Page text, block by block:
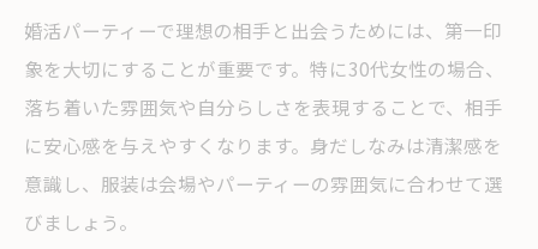
婚活パーティーで理想の相手と出会うためには、第一印
象を大切にすることが重要です。特に30代女性の場合、
落ち着いた雰囲気や自分らしさを表現することで、相手
に安心感を与えやすくなります。身だしなみは清潔感を
意識し、服装は会場やパーティーの雰囲気に合わせて選
びましょう。